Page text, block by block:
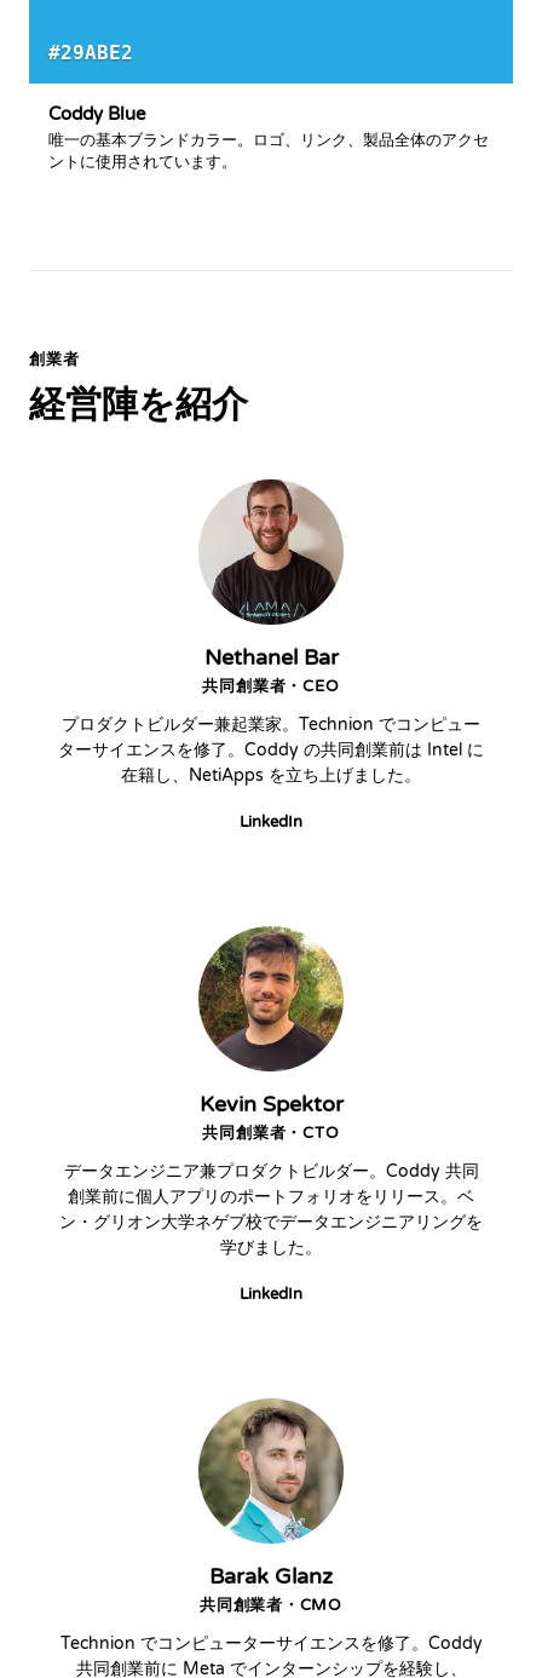
#29ABE2
Coddy Blue
唯一の基本ブランドカラー。ロゴ、リンク、製品全体のアクセ
ントに使用されています。
創業者
経営陣を紹介
Nethanel Bar
共同創業者・CEO
プロダクトビルダー兼起業家。Technion でコンピュー
ターサイエンスを修了。Coddy の共同創業前は Intel に
在籍し、NetiApps を立ち上げました。
LinkedIn
Kevin Spektor
共同創業者・CTO
データエンジニア兼プロダクトビルダー。Coddy 共同
創業前に個人アプリのポートフォリオをリリース。ベ
ン・グリオン大学ネゲブ校でデータエンジニアリングを
学びました。
LinkedIn
Barak Glanz
共同創業者・CMO
Technion でコンピューターサイエンスを修了。Coddy
共同創業前に Meta でインターンシップを経験し、